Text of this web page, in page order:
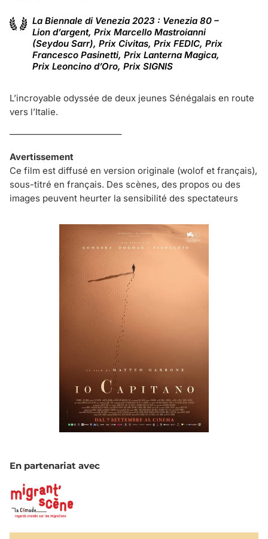
La Biennale di Venezia 2023 : Venezia 80 –
Lion d’argent, Prix Marcello Mastroianni
(Seydou Sarr), Prix Civitas, Prix FEDIC, Prix
Francesco Pasinetti, Prix Lanterna Magica,
Prix Leoncino d’Oro, Prix SIGNIS
L’incroyable odyssée de deux jeunes Sénégalais en route
vers l’Italie.
————————————–
Avertissement
Ce film est diffusé en version originale (wolof et français),
sous-titré en français. Des scènes, des propos ou des
images peuvent heurter la sensibilité des spectateurs
En partenariat avec